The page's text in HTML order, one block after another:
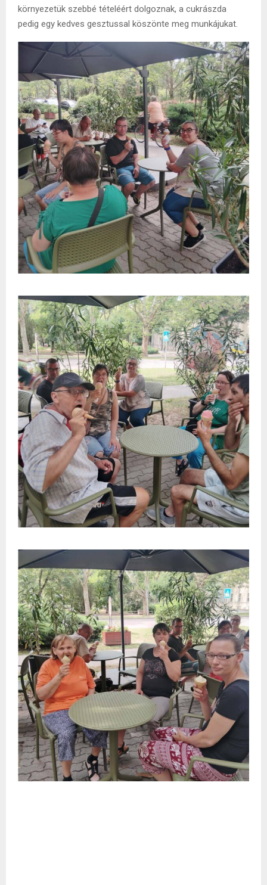
környezetük szebbé tételéért dolgoznak, a cukrászda
pedig egy kedves gesztussal köszönte meg munkájukat.